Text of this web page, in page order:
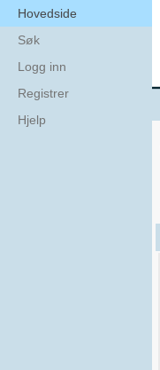
Hovedside
Søk
Logg inn
Registrer
Hjelp